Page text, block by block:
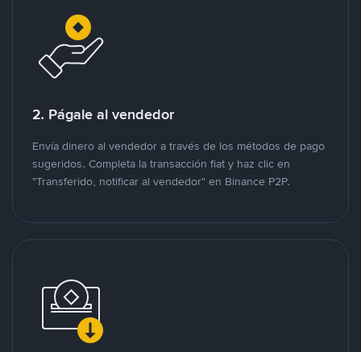
2. Págale al vendedor
Envía dinero al vendedor a través de los métodos de pago
sugeridos. Completa la transacción fiat y haz clic en
"Transferido, notificar al vendedor" en Binance P2P.